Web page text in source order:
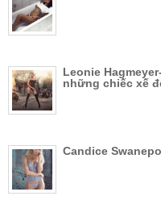
Leonie
những chiếc xế
Candice